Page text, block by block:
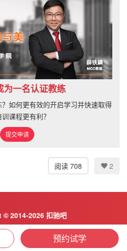
为一名认证教练
如何更有效的开启学习并快速取得
课程更有利？
提交申请
阅读 708 2
2014-2026 扣驰吧
2023029529号-4
预约试学